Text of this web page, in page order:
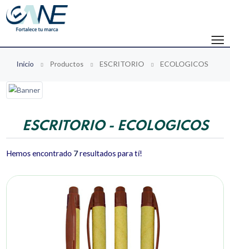
Inicio Productos ESCRITORIO ECOLOGICOS
ESCRITORIO - ECOLOGICOS
Hemos encontrado 7resultados para tí!